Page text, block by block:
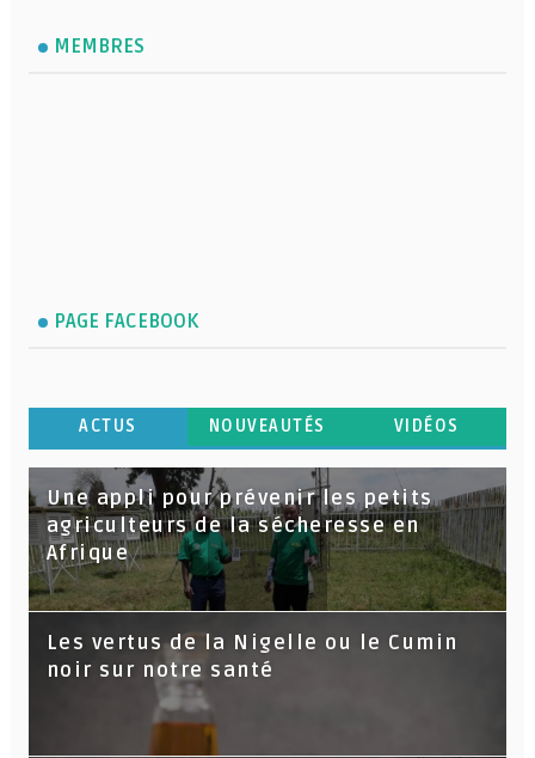
MEMBRES
PAGE FACEBOOK
ACTUS NOUVEAUTÉS VIDÉOS
Une appli pour prévenir les petits
agriculteurs de la sécheresse en
Afrique
Les vertus de la Nigelle ou le Cumin
noir sur notre santé